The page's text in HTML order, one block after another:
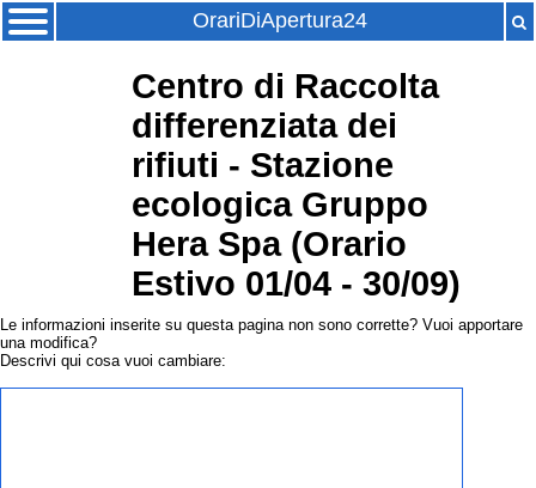
OrariDiApertura24
Centro di Raccolta
differenziata dei
rifiuti - Stazione
ecologica Gruppo
Hera Spa (Orario
Estivo 01/04 - 30/09)
Le informazioni inserite su questa pagina non sono corrette? Vuoi apportare
una modifica?
Descrivi qui cosa vuoi cambiare: